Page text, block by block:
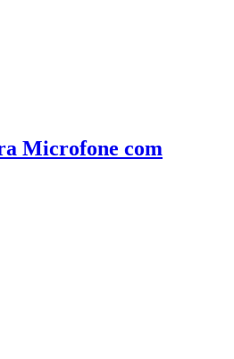
Microfone com